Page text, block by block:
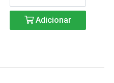
Adicionar